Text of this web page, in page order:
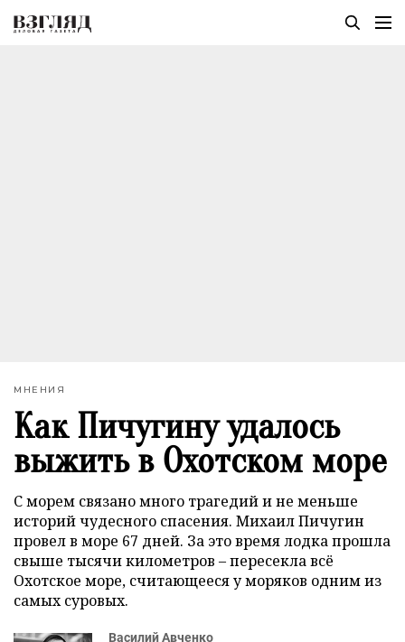
МНЕНИЯ
Как Пичугину удалось
выжить в Охотском море
С морем связано много трагедий и не меньше
историй чудесного спасения. Михаил Пичугин
провел в море 67 дней. За это время лодка прошла
свыше тысячи километров – пересекла всё
Охотское море, считающееся у моряков одним из
самых суровых.
Василий Авченко